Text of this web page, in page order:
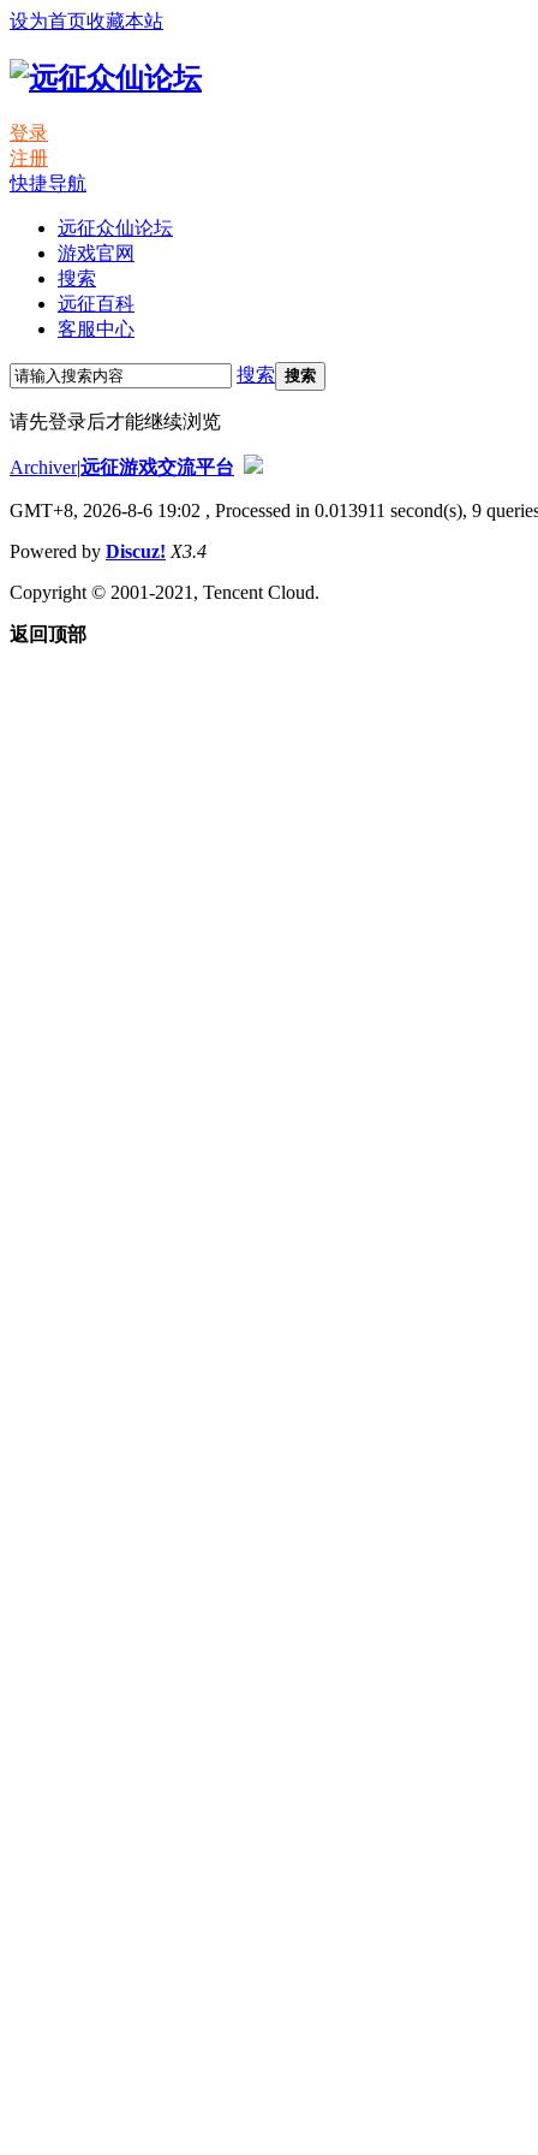
设为首页收藏本站
登录
注册
快捷导航
远征众仙论坛
游戏官网
搜索
远征百科
客服中心
搜索 搜索
请先登录后才能继续浏览
Archiver|远征游戏交流平台
GMT+8, 2026-8-6 19:02 , Processed in 0.013911 second(s), 9
Powered by Discuz! X3.4
Copyright © 2001-2021, Tencent Cloud.
返回顶部